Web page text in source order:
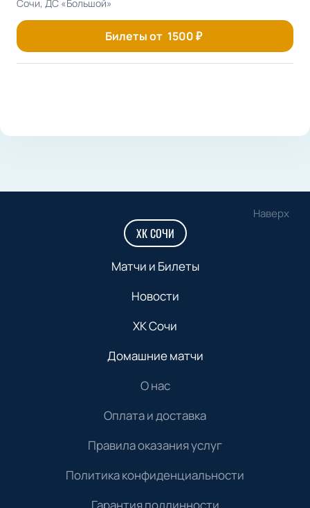
Сочи, ДС «Большой»
Билеты от 1500₽
Наверх
ХК СОЧИ
Матчи и Билеты
Новости
ХК Сочи
Домашние матчи
О нас
Оплата и доставка
Правила оказания услуг
Политика конфиденциальности